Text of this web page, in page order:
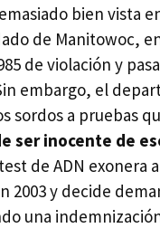
bien vista
de Manitowoc,
de violación y
embargo, el
sordos a pruebas
ser inocente de
de ADN exonera
2003 y decide
una